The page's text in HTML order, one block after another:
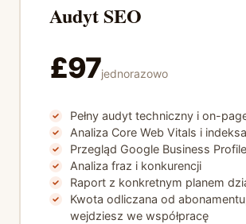
Audyt SEO
£97jednorazowo
Pełny audyt techniczny i on-
Analiza Core Web Vitals i
Przegląd Google Business Profile
Analiza fraz i konkurencji
Raport z konkretnym planem
Kwota odliczana od
wejdziesz we współpracę